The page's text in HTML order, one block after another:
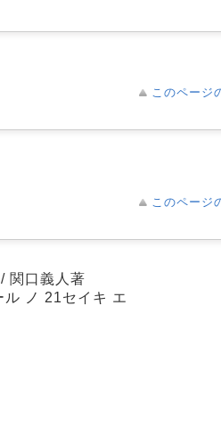
このページ
このページ
関口義人著
ル ノ 21セイキ エ